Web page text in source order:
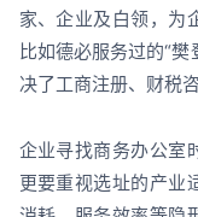
家、企业及白领，为
比如德必服务过的“
决了工商注册、财税
企业寻找商务办公室
更要重视选址的产业